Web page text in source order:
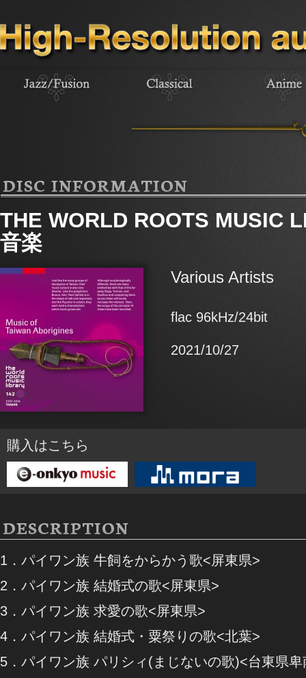
DISC INFORMATION
THE WORLD ROOTS MUSIC
音楽
Various Artists
flac 96kHz/24bit
2021/10/27
購入はこちら
DESCRIPTION
1．パイワン族 牛飼をからかう歌<屏東県>
2．パイワン族 結婚式の歌<屏東県>
3．パイワン族 求愛の歌<屏東県>
4．パイワン族 結婚式・粟祭りの歌<北葉>
5．パイワン族 パリシィ(まじないの歌)<台東県